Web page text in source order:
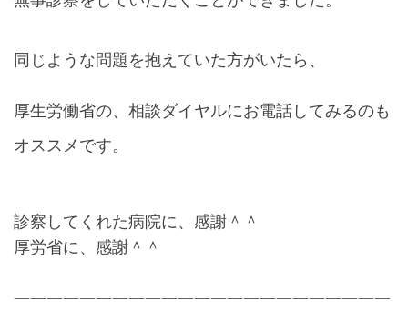
同じような問題を抱えていた方がいたら、
厚生労働省の、相談ダイヤルにお電話してみるのも
オススメです。
診察してくれた病院に、感謝＾＾
厚労省に、感謝＾＾
———————————————————————